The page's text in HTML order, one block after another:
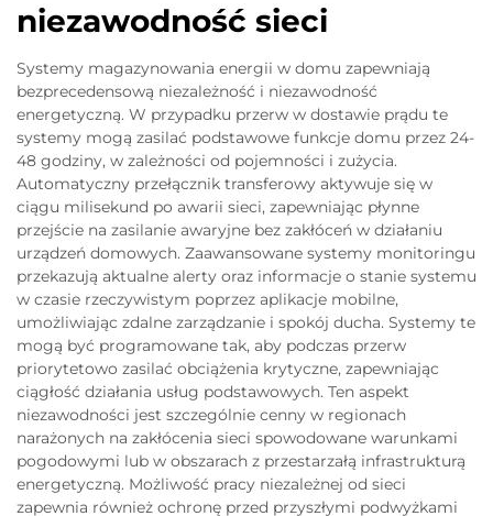
niezawodność sieci
Systemy magazynowania energii w domu zapewniają
bezprecedensową niezależność i niezawodność
energetyczną. W przypadku przerw w dostawie prądu te
systemy mogą zasilać podstawowe funkcje domu przez 24-
48 godziny, w zależności od pojemności i zużycia.
Automatyczny przełącznik transferowy aktywuje się w
ciągu milisekund po awarii sieci, zapewniając płynne
przejście na zasilanie awaryjne bez zakłóceń w działaniu
urządzeń domowych. Zaawansowane systemy monitoringu
przekazują aktualne alerty oraz informacje o stanie systemu
w czasie rzeczywistym poprzez aplikacje mobilne,
umożliwiając zdalne zarządzanie i spokój ducha. Systemy te
mogą być programowane tak, aby podczas przerw
priorytetowo zasilać obciążenia krytyczne, zapewniając
ciągłość działania usług podstawowych. Ten aspekt
niezawodności jest szczególnie cenny w regionach
narażonych na zakłócenia sieci spowodowane warunkami
pogodowymi lub w obszarach z przestarzałą infrastrukturą
energetyczną. Możliwość pracy niezależnej od sieci
zapewnia również ochronę przed przyszłymi podwyżkami